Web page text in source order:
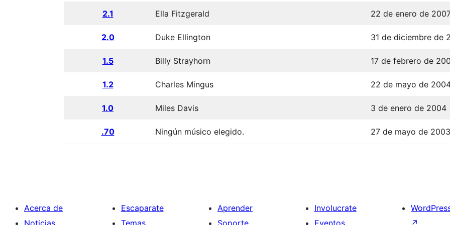
2.1 Ella Fitzgerald 22 de enero de
2.0 Duke Ellington 31 de diciembre de
1.5 Billy Strayhorn 17 de febrero de
1.2 Charles Mingus 22 de mayo de
1.0 Miles Davis 3 de enero de 2004
.70 Ningún músico elegido. 27 de mayo de 2003
Acerca de
Noticias
Escaparate
Temas
Aprender
Soporte
Involucrate
Eventos
↗